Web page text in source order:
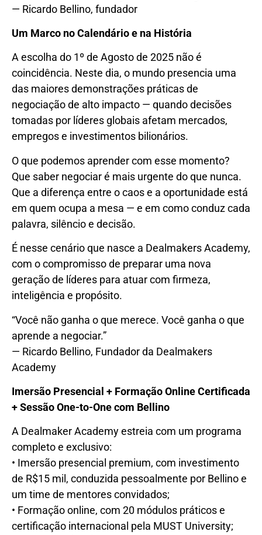
— Ricardo Bellino, fundador
Um Marco no Calendário e na História
A escolha do 1º de Agosto de 2025 não é
coincidência. Neste dia, o mundo presencia uma
das maiores demonstrações práticas de
negociação de alto impacto — quando decisões
tomadas por líderes globais afetam mercados,
empregos e investimentos bilionários.
O que podemos aprender com esse momento?
Que saber negociar é mais urgente do que nunca.
Que a diferença entre o caos e a oportunidade está
em quem ocupa a mesa — e em como conduz cada
palavra, silêncio e decisão.
É nesse cenário que nasce a Dealmakers Academy,
com o compromisso de preparar uma nova
geração de líderes para atuar com firmeza,
inteligência e propósito.
“Você não ganha o que merece. Você ganha o que
aprende a negociar.”
— Ricardo Bellino, Fundador da Dealmakers
Academy
Imersão Presencial + Formação Online Certificada
+ Sessão One-to-One com Bellino
A Dealmaker Academy estreia com um programa
completo e exclusivo:
• Imersão presencial premium, com investimento
de R$15 mil, conduzida pessoalmente por Bellino e
um time de mentores convidados;
• Formação online, com 20 módulos práticos e
certificação internacional pela MUST University;